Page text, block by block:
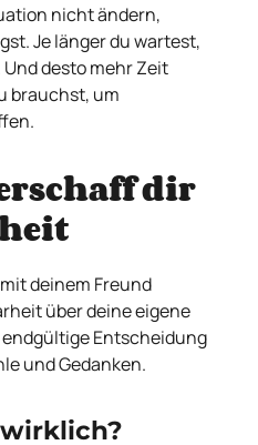
nicht ändern,
Je länger du wartest,
desto mehr Zeit
brauchst, um
dir
deinem Freund
über deine eigene
Entscheidung
und Gedanken.